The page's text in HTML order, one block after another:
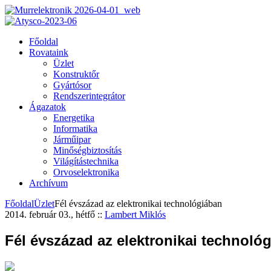
Főoldal
Rovataink
Üzlet
Konstruktőr
Gyártósor
Rendszerintegrátor
Ágazatok
Energetika
Informatika
Járműipar
Minőségbiztosítás
Világítástechnika
Orvoselektronika
Archívum
FőoldalÜzletFél évszázad az elektronikai technológiában
2014. február 03., hétfő :: Lambert Miklós
Fél évszázad az elektronikai